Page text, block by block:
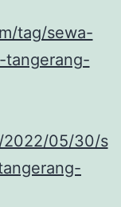
tag/sewa-
tangerang-
2022/05/30/s